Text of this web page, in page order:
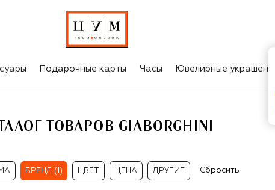
Подарочные карты Часы Ювелирные украшения
ТОВАРОВ GIABORGHINI
БРЕНД (1) ЦВЕТ ЦЕНА ДРУГИЕ Сбросить